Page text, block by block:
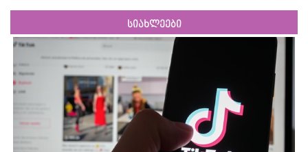
სიახლეები